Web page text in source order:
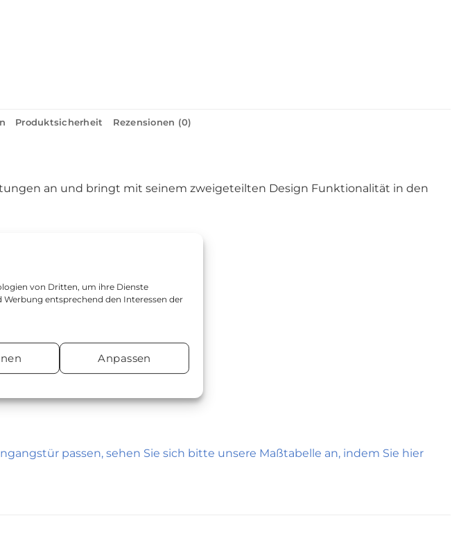
von Dritten, um ihre Dienste
entsprechend den Interessen der
Anpassen
Produktsicherheit Rezensionen (0)
an und bringt mit seinem zweigeteilten Design Funktionalität in den
passen, sehen Sie sich bitte unsere Maßtabelle an, indem Sie hier